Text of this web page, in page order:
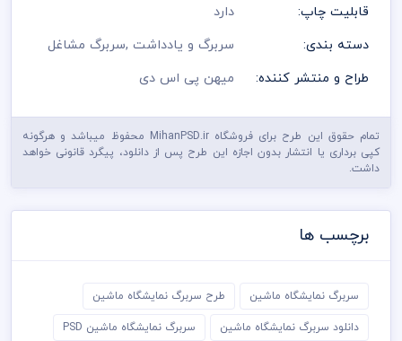
قابلیت چاپ:
دارد
دسته بندی:
سربرگ و یادداشت,سربرگ مشاغل
طراح و منتشر کننده:
میهن پی اس دی
تمام حقوق این طرح برای فروشگاه MihanPSD.ir محفوظ میباشد و هرگونه
کپی برداری یا انتشار بدون اجازه این طرح پس از دانلود، پیگرد قانونی خواهد
داشت.
برچسب ها
سربرگ نمایشگاه ماشین طرح سربرگ نمایشگاه ماشین
دانلود سربرگ نمایشگاه ماشین سربرگ نمایشگاه ماشین PSD